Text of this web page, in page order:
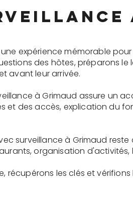
expérience mémorable
des hôtes, préparons le
avant leur arrivée.
à Grimaud assure un
et des accès, explication du
surveillance à Grimaud
organisation d'activités,
récupérons les clés et